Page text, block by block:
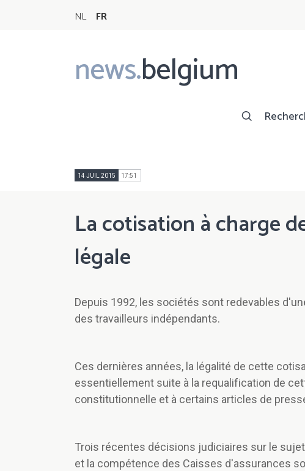
NL FR
news.belgium
Main
navigation
14 JUIL 2015 17:51
La cotisation à charge
légale
Depuis 1992, les sociétés sont redevables
des travailleurs indépendants.
Ces dernières années, la légalité de cette
essentiellement suite à la requalification de
constitutionnelle et à certains articles de
Trois récentes décisions judiciaires sur le
et la compétence des Caisses d'assurances